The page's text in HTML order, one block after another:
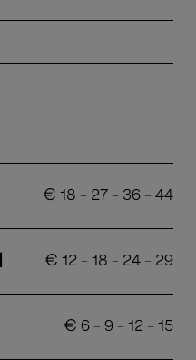
€ 18 - 27 - 36 - 44
€ 12 - 18 - 24 - 29
€ 6 - 9 - 12 - 15